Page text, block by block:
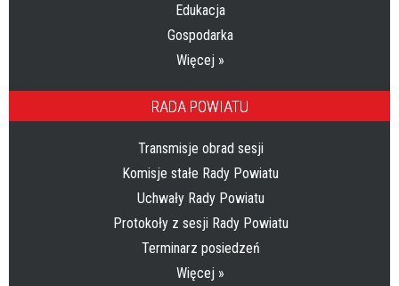
Edukacja
Gospodarka
Więcej »
RADA POWIATU
Transmisje obrad sesji
Komisje stałe Rady Powiatu
Uchwały Rady Powiatu
Protokoły z sesji Rady Powiatu
Terminarz posiedzeń
Więcej »